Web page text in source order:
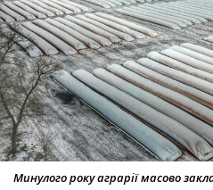
Минулого року аграрії масово